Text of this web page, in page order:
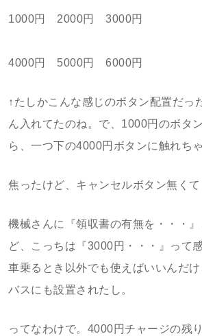
1000円 2000円 3000円
4000円 5000円 6000円
↑たしかこんな感じのボタン配置だっ
ん入れてたのね。で、1000円のボタ
ら、一つ下の4000円ボタンに触れち
焦ったけど、キャンセルボタン無くて
機械さんに『領収書の有無を・・・
ど、こっちは『3000円・・・』って
車乗るとき以外でも使えばいいんだ
バスにも設置されたし。
ってなわけで。4000円チャージの残